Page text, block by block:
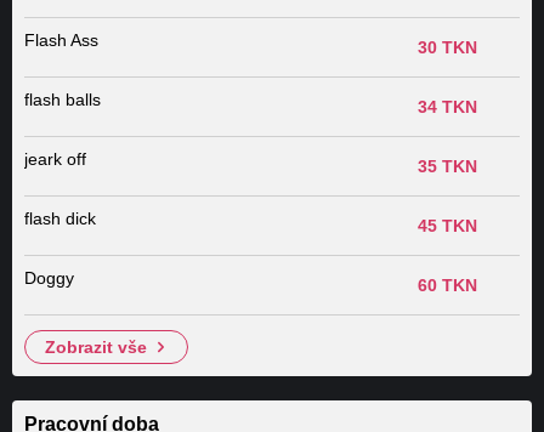
Flash Ass 30 TKN
flash balls 34 TKN
jeark off 35 TKN
flash dick 45 TKN
Doggy 60 TKN
zobrazit vše
Pracovní doba